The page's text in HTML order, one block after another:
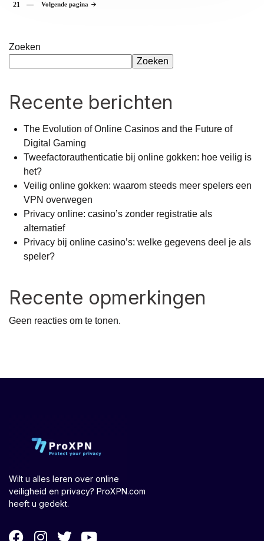
21 Volgende pagina
Zoeken
Zoeken
Recente berichten
The Evolution of Online Casinos and the Future of
Digital Gaming
Tweefactorauthenticatie bij online gokken: hoe veilig is
het?
Veilig online gokken: waarom steeds meer spelers een
VPN overwegen
Privacy online: casino’s zonder registratie als
alternatief
Privacy bij online casino’s: welke gegevens deel je als
speler?
Recente opmerkingen
Geen reacties om te tonen.
Wilt u alles leren over online
veiligheid en privacy? ProXPN.com
heeft u gedekt.